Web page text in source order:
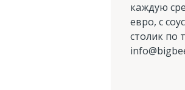
каждую
евро, с
столик по